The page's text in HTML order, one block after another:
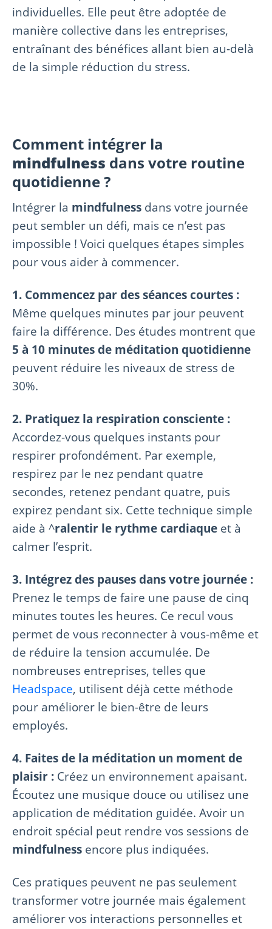
individuelles. Elle peut être adoptée de
manière collective dans les entreprises,
entraînant des bénéfices allant bien au-delà
de la simple réduction du stress.
Comment intégrer la
mindfulness dans votre routine
quotidienne ?
Intégrer la mindfulness dans votre journée
peut sembler un défi, mais ce n’est pas
impossible ! Voici quelques étapes simples
pour vous aider à commencer.
1. Commencez par des séances courtes :
Même quelques minutes par jour peuvent
faire la différence. Des études montrent que
5 à 10 minutes de méditation quotidienne
peuvent réduire les niveaux de stress de
30%.
2. Pratiquez la respiration consciente :
Accordez-vous quelques instants pour
respirer profondément. Par exemple,
respirez par le nez pendant quatre
secondes, retenez pendant quatre, puis
expirez pendant six. Cette technique simple
aide à ^ralentir le rythme cardiaque et à
calmer l’esprit.
3. Intégrez des pauses dans votre journée :
Prenez le temps de faire une pause de cinq
minutes toutes les heures. Ce recul vous
permet de vous reconnecter à vous-même et
de réduire la tension accumulée. De
nombreuses entreprises, telles que
Headspace, utilisent déjà cette méthode
pour améliorer le bien-être de leurs
employés.
4. Faites de la méditation un moment de
plaisir : Créez un environnement apaisant.
Écoutez une musique douce ou utilisez une
application de méditation guidée. Avoir un
endroit spécial peut rendre vos sessions de
mindfulness encore plus indiquées.
Ces pratiques peuvent ne pas seulement
transformer votre journée mais également
améliorer vos interactions personnelles et